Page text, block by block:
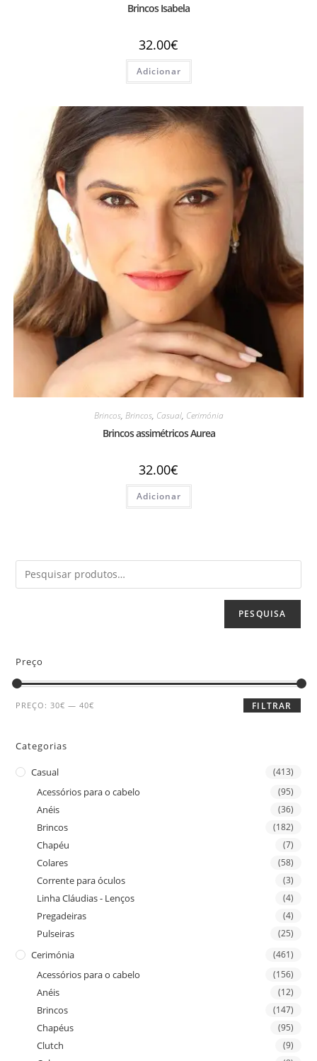
Brincos Isabela
32.00€
Adicionar
Brincos, Brincos, Casual, Cerimónia
Brincos assimétricos Aurea
32.00€
Adicionar
PESQUISA
Preço
FILTRAR
PREÇO: 30€ —40€
Categorias
Casual (413)
Acessórios para o cabelo (95)
Anéis (36)
Brincos (182)
Chapéu (7)
Colares (58)
Corrente para óculos (3)
Linha Cláudias - Lenços (4)
Pregadeiras (4)
Pulseiras (25)
Cerimónia (461)
Acessórios para o cabelo (156)
Anéis (12)
Brincos (147)
Chapéus (95)
Clutch (9)